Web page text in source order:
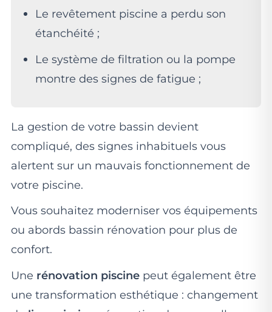
Le revêtement piscine a perdu son
étanchéité ;
Le système de filtration ou la pompe
montre des signes de fatigue ;
La gestion de votre bassin devient
compliqué, des signes inhabituels vous
alertent sur un mauvais fonctionnement de
votre piscine.
Vous souhaitez moderniser vos équipements
ou abords bassin rénovation pour plus de
confort.
Une rénovation piscine peut également être
une transformation esthétique : changement